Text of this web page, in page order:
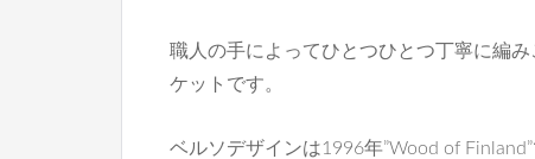
職人の手によってひとつひとつ丁寧に編
ケットです。
ベルソデザインは1996年”Wood of